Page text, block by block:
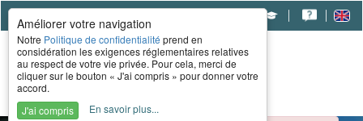
Améliorer votre navigation
Notre Politique de confidentialité prend en
considération les exigences réglementaires relatives
au respect de votre vie privée. Pour cela, merci de
cliquer sur le bouton « J'ai compris » pour donner votre
accord.
J'ai compris
En savoir plus...